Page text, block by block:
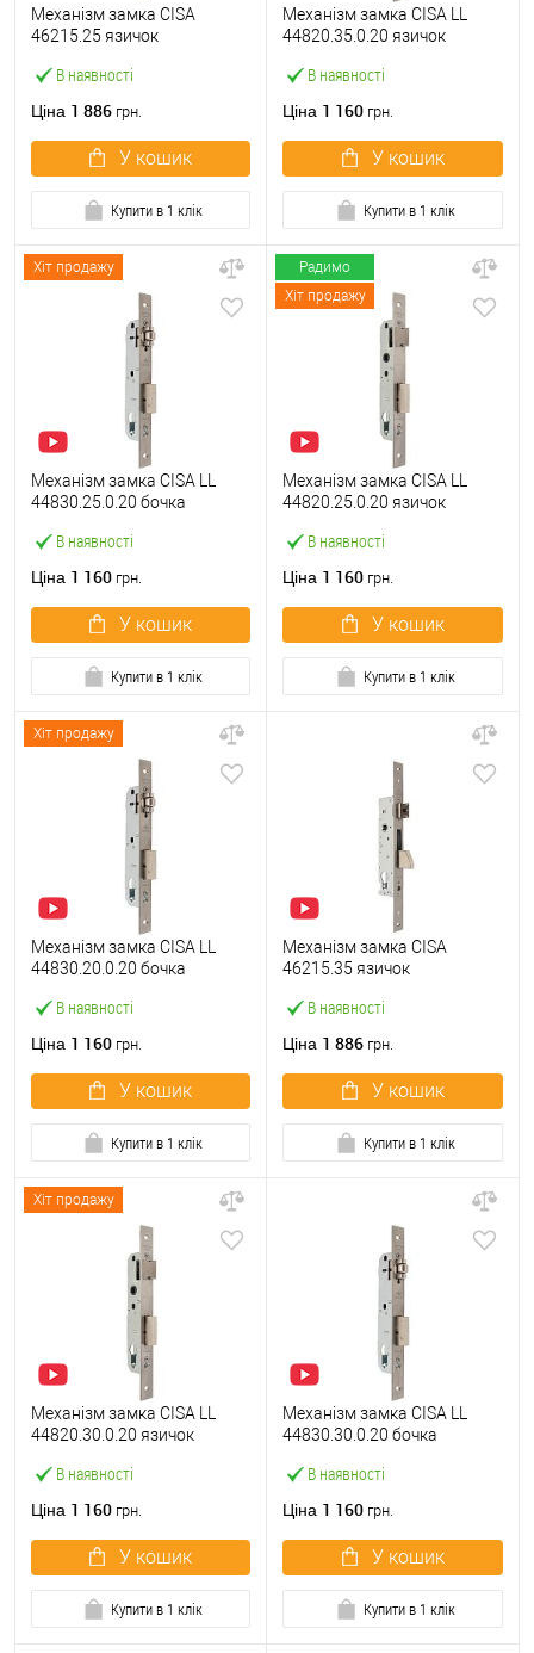
В наявності
Механізм замка CISA
46215.25 язичок
нержавіюча сталь
Ціна 1 886 грн.
У кошик
Купити в 1 клік
В наявності
Механізм замка CISA LL
44820.35.0.20 язичок
нержавіюча сталь
Ціна 1 160 грн.
У кошик
Купити в 1 клік
Хіт продажу
В наявності
Механізм замка CISA LL
44830.25.0.20 бочка
нержавіюча сталь
Ціна 1 160 грн.
У кошик
Купити в 1 клік
Радимо
Хіт продажу
В наявності
Механізм замка CISA LL
44820.25.0.20 язичок
нержавіюча сталь
Ціна 1 160 грн.
У кошик
Купити в 1 клік
Хіт продажу
В наявності
Механізм замка CISA LL
44830.20.0.20 бочка
нержавіюча сталь
Ціна 1 160 грн.
У кошик
Купити в 1 клік
В наявності
Механізм замка CISA
46215.35 язичок
нержавіюча сталь
Ціна 1 886 грн.
У кошик
Купити в 1 клік
Хіт продажу
В наявності
Механізм замка CISA LL
44820.30.0.20 язичок
нержавіюча сталь
Ціна 1 160 грн.
У кошик
Купити в 1 клік
В наявності
Механізм замка CISA LL
44830.30.0.20 бочка
нержавіюча сталь
Ціна 1 160 грн.
У кошик
Купити в 1 клік